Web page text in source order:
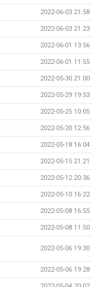
2022-06-03 21:58
2022-06-03 21:23
2022-06-01 13:56
2022-06-01 11:55
2022-05-30 21:00
2022-05-29 19:53
2022-05-25 10:05
2022-05-20 12:56
2022-05-18 16:04
2022-05-15 21:21
2022-05-12 20:36
2022-05-10 16:22
2022-05-08 16:55
2022-05-08 11:50
2022-05-06 19:30
2022-05-06 19:28